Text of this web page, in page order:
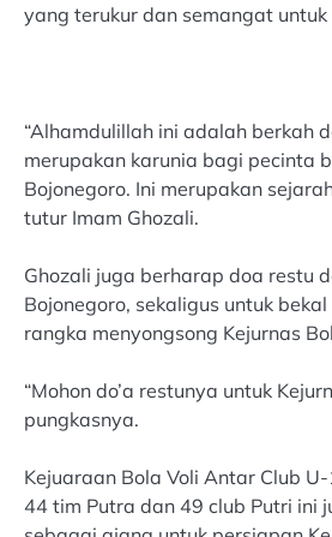
yang terukur dan semangat
“Alhamdulillah ini adalah berkah
merupakan karunia bagi pecinta
Bojonegoro. Ini merupakan
tutur Imam Ghozali.
Ghozali juga berharap doa restu
Bojonegoro, sekaligus untuk
rangka menyongsong Kejurnas
“Mohon do’a restunya untuk
pungkasnya.
Kejuaraan Bola Voli Antar Club
44 tim Putra dan 49 club Putri ini